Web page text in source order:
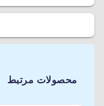
محصولات مرتبط